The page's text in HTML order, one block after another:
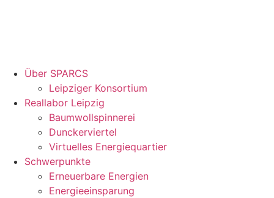
Über SPARCS
Leipziger Konsortium
Reallabor Leipzig
Baumwollspinnerei
Dunckerviertel
Virtuelles Energiequartier
Schwerpunkte
Erneuerbare Energien
Energieeinsparung